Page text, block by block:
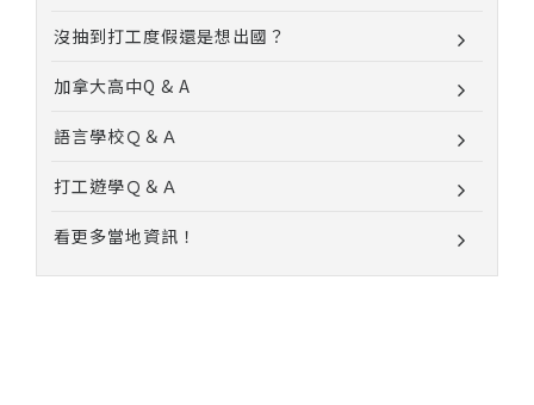
沒抽到打工度假還是想出國？
加拿大高中Q & A
語言學校Ｑ＆Ａ
打工遊學Ｑ＆Ａ
看更多當地資訊！